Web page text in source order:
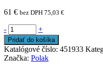
61 € bez DPH 75,03 €
- +
Pridať do košíka
Katalógové číslo: 451933
Značka: Polak